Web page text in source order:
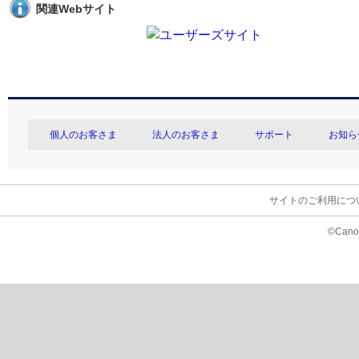
関連Webサイト
個人のお客さま 法人のお客さま サポート お知
サイトのご利用につ